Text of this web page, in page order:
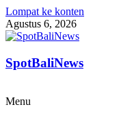
Lompat ke konten
Agustus 6, 2026
SpotBaliNews
Menu